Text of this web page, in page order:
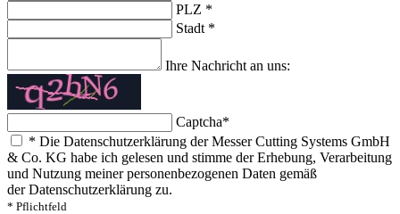
PLZ *
Stadt *
Ihre Nachricht an uns:
Captcha*
* Die Datenschutzerklärung der Messer Cutting Systems GmbH
& Co. KG habe ich gelesen und stimme der Erhebung, Verarbeitung
und Nutzung meiner personenbezogenen Daten gemäß
der Datenschutzerklärung zu.
* Pflichtfeld